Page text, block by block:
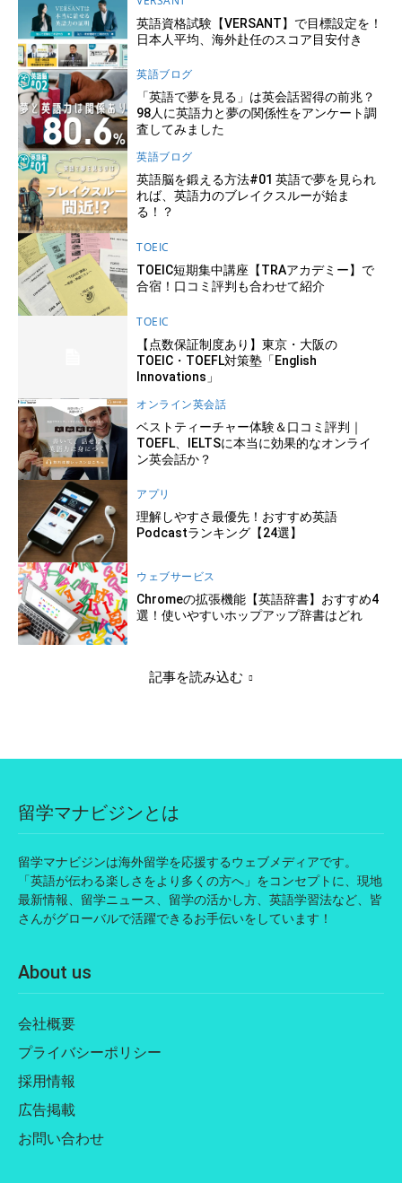
英語資格試験【VERSANT】で目標設定を！
日本人平均、海外赴任のスコア目安付き
英語ブログ
「英語で夢を見る」は英会話習得の前兆？
98人に英語力と夢の関係性をアンケート調
査してみました
英語ブログ
英語脳を鍛える方法#01 英語で夢を見られ
れば、英語力のブレイクスルーが始ま
る！？
TOEIC
TOEIC短期集中講座【TRAアカデミー】で
合宿！口コミ評判も合わせて紹介
TOEIC
【点数保証制度あり】東京・大阪の
TOEIC・TOEFL対策塾「English
Innovations」
オンライン英会話
ベストティーチャー体験＆口コミ評判｜
TOEFL、IELTSに本当に効果的なオンライ
ン英会話か？
アプリ
理解しやすさ最優先！おすすめ英語
Podcastランキング【24選】
ウェブサービス
Chromeの拡張機能【英語辞書】おすすめ4
選！使いやすいホップアップ辞書はどれ
記事を読み込む
留学マナビジンとは
留学マナビジンは海外留学を応援するウェブメディアです。
「英語が伝わる楽しさをより多くの方へ」をコンセプトに、現地
最新情報、留学ニュース、留学の活かし方、英語学習法など、皆
さんがグローバルで活躍できるお手伝いをしています！
About us
会社概要
プライバシーポリシー
採用情報
広告掲載
お問い合わせ